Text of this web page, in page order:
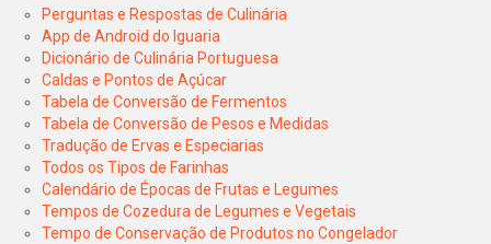
Perguntas e Respostas de Culinária
App de Android do Iguaria
Dicionário de Culinária Portuguesa
Caldas e Pontos de Açúcar
Tabela de Conversão de Fermentos
Tabela de Conversão de Pesos e Medidas
Tradução de Ervas e Especiarias
Todos os Tipos de Farinhas
Calendário de Épocas de Frutas e Legumes
Tempos de Cozedura de Legumes e Vegetais
Tempo de Conservação de Produtos no Congelador